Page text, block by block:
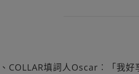
COLLAR填詞人Oscar︰「我好